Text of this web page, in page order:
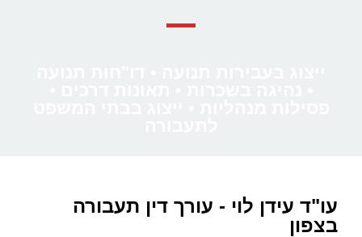
עו"ד עידן לוי - עורך דין תעבורה
בצפון